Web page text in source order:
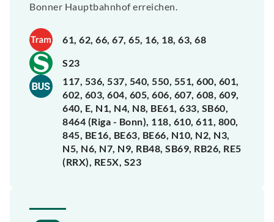
Bonner Hauptbahnhof erreichen.
61, 62, 66, 67, 65, 16, 18, 63, 68
S23
117, 536, 537, 540, 550, 551, 600, 601,
602, 603, 604, 605, 606, 607, 608, 609,
640, E, N1, N4, N8, BE61, 633, SB60,
8464 (Riga - Bonn), 118, 610, 611, 800,
845, BE16, BE63, BE66, N10, N2, N3,
N5, N6, N7, N9, RB48, SB69, RB26, RE5
(RRX), RE5X, S23